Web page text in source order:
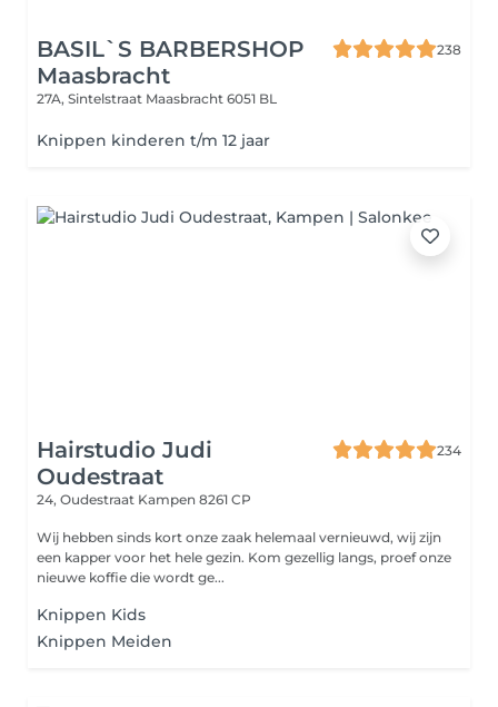
BASIL`S BARBERSHOP
Maasbracht
238
27A, Sintelstraat Maasbracht 6051 BL
Knippen kinderen t/m 12 jaar
Hairstudio Judi
Oudestraat
234
24, Oudestraat Kampen 8261 CP
Wij hebben sinds kort onze zaak helemaal vernieuwd, wij zijn
een kapper voor het hele gezin. Kom gezellig langs, proef onze
nieuwe koffie die wordt ge...
Knippen Kids
Knippen Meiden